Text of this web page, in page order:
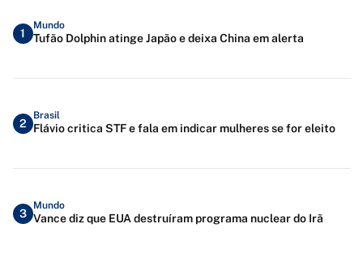
1
Mundo
Tufão Dolphin atinge Japão e deixa China em alerta
2
Brasil
Flávio critica STF e fala em indicar mulheres se for eleito
3
Mundo
Vance diz que EUA destruíram programa nuclear do Irã